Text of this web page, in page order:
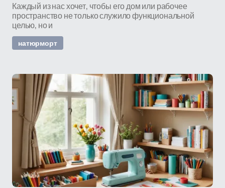
Каждый из нас хочет, чтобы его дом или рабочее
пространство не только служило функциональной
целью, но и
натюрморт